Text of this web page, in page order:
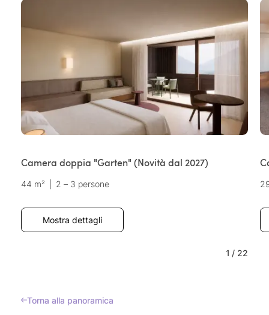
Camera doppia "Garten" (Novità dal 2027)
44 m² 2 – 3 persone
Mostra dettagli
1 / 22
Torna alla panoramica